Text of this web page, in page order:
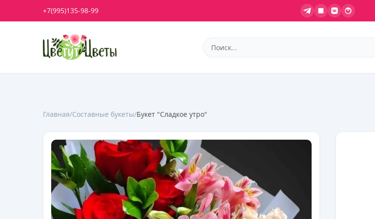
+7(995)135-98-99
Главная/Составные букеты/Букет "Сладкое утро"